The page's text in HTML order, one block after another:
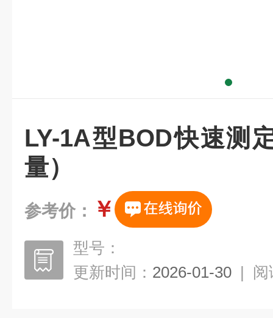
LY-1A型BOD快速测
量）
参考价： ￥
型号：
更新时间： 2026-01-30 | 阅